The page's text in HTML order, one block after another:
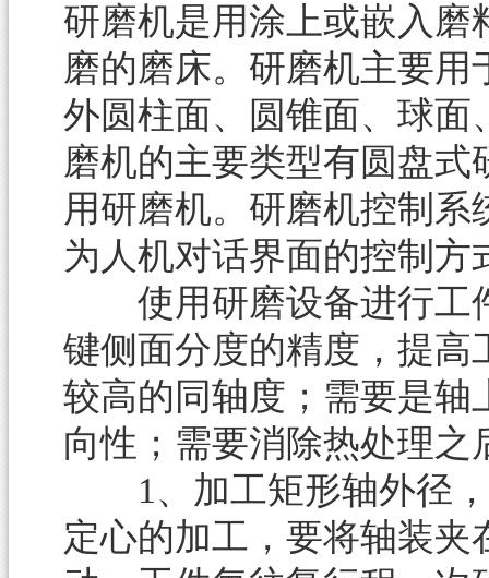
研磨机是用涂上或嵌入磨
磨的磨床。研磨机主要
外圆柱面、圆锥面、球面
磨机的主要类型有圆盘
用研磨机。研磨机控制
为人机对话界面的控制方
使用研磨设备进行工
键侧面分度的精度，提高
较高的同轴度；需要是轴
向性；需要消除热处理之
1、加工矩形轴外径，
定心的加工，要将轴装